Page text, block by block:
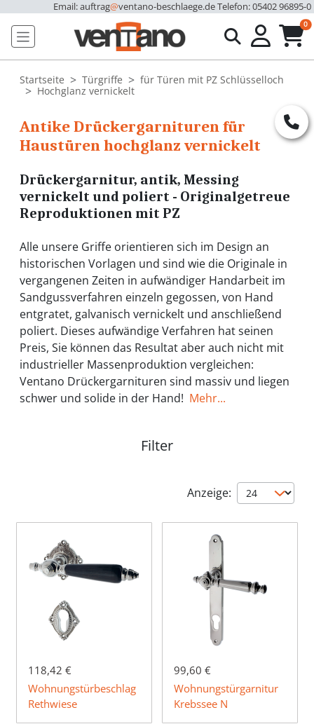
Email: auftrag@ventano-beschlaege.deTelefon: 05402 96895-0
0
Startseite Türgriffe
für Türen mit PZ Schlüsselloch
Hochglanz vernickelt
Antike Drückergarnituren für
Haustüren hochglanz vernickelt
Drückergarnitur, antik, Messing
vernickelt und poliert - Originalgetreue
Reproduktionen mit PZ
Alle unsere Griffe orientieren sich im Design an
historischen Vorlagen und sind wie die Originale in
vergangenen Zeiten in aufwändiger Handarbeit im
Sandgussverfahren einzeln gegossen, von Hand
entgratet, galvanisch vernickelt und anschließend
poliert. Dieses aufwändige Verfahren hat seinen
Preis, Sie können das Resultat aber auch nicht mit
industrieller Massenproduktion vergleichen:
Ventano Drückergarnituren sind massiv und liegen
schwer und solide in der Hand! Mehr...
Filter
Anzeige:
118,42 €
Wohnungstürbeschlag
Rethwiese
99,60 €
Wohnungstürgarnitur
Krebssee N